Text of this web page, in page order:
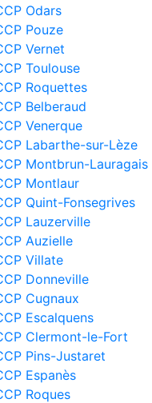
Odars
Pouze
Vernet
Toulouse
Roquettes
Belberaud
Venerque
Labarthe-sur-Lèze
Montbrun-Lauragais
Montlaur
Quint-Fonsegrives
Lauzerville
Auzielle
Villate
Donneville
Cugnaux
Escalquens
Clermont-le-Fort
Pins-Justaret
Espanès
Roques